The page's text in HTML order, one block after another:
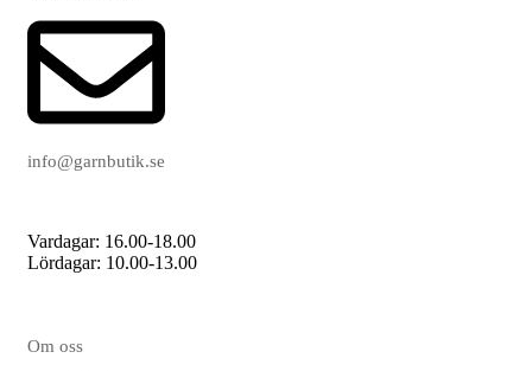
info@garnbutik.se
Vardagar: 16.00-18.00
Lördagar: 10.00-13.00
Om oss